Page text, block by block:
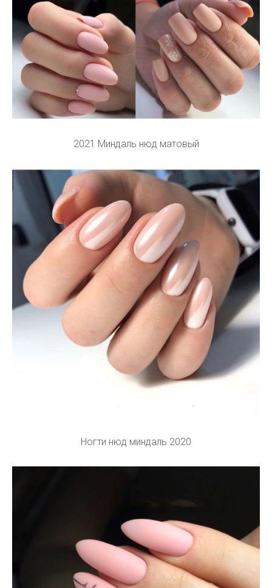
2021 Миндаль нюд матовый
Ногти нюд миндаль 2020